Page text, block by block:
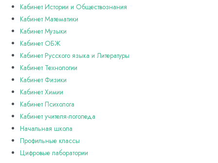
Кабинет Истории и Обществознания
Кабинет Математики
Кабинет Музыки
Кабинет ОБЖ
Кабинет Русского языка и Литературы
Кабинет Технологии
Кабинет Физики
Кабинет Химии
Кабинет Психолога
Кабинет учителя-логопеда
Начальная школа
Профильные классы
Цифровые лаборатории